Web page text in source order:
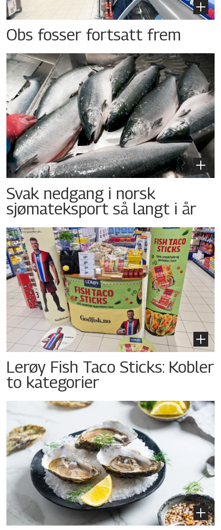
Obs fosser fortsatt frem
Svak nedgang i norsk
sjømateksport så langt i år
Lerøy Fish Taco Sticks: Kobler
to kategorier